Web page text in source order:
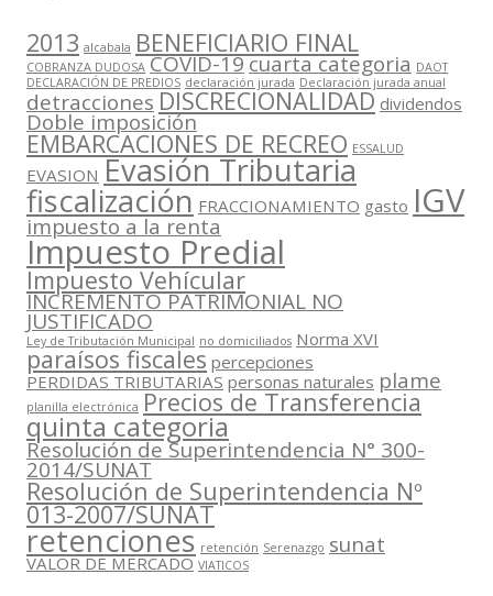
2013 alcabala BENEFICIARIO FINAL
COBRANZA DUDOSA COVID-19cuarta categoria DAOT
DECLARACIÓN DE PREDIOS declaración jurada Declaración jurada anual
detracciones DISCRECIONALIDAD dividendos
Doble imposición
EMBARCACIONES DE RECREO ESSALUD
EVASION Evasión Tributaria
fiscalización FRACCIONAMIENTO gasto IGV
impuesto a la renta
Impuesto Predial
Impuesto Vehícular
INCREMENTO PATRIMONIAL NO
JUSTIFICADO
Ley de Tributación Municipal no domiciliados Norma XVI
paraísos fiscales percepciones
PERDIDAS TRIBUTARIAS personas naturales plame
planilla electrónica Precios de Transferencia
quinta categoria
Resolución de Superintendencia N° 300-
2014/SUNAT
Resolución de Superintendencia Nº
013-2007/SUNAT
retenciones retención Serenazgo sunat
VALOR DE MERCADO VIATICOS